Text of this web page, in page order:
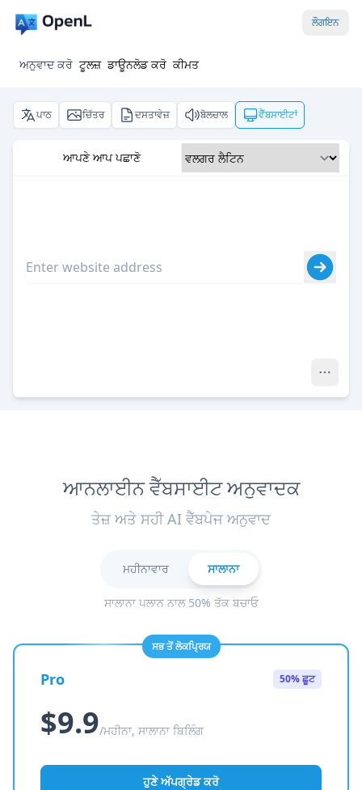
ਲੌਗਇਨ
ਅਨੁਵਾਦ ਕਰੋ ਟੂਲਜ਼ ਡਾਊਨਲੋਡ ਕਰੋ ਕੀਮਤ
ਪਾਠ ਚਿੱਤਰ ਦਸਤਾਵੇਜ਼ ਬੋਲਚਾਲ ਵੈੱਬਸਾਈਟਾਂ
ਆਪਣੇ ਆਪ ਪਛਾਣੋ
ਆਨਲਾਈਨ ਵੈੱਬਸਾਈਟ ਅਨੁਵਾਦਕ
ਤੇਜ਼ ਅਤੇ ਸਹੀ AI ਵੈੱਬਪੇਜ ਅਨੁਵਾਦ
ਮਹੀਨਾਵਾਰ ਸਾਲਾਨਾ
ਸਾਲਾਨਾ ਪਲਾਨ ਨਾਲ 50% ਤੱਕ ਬਚਾਓ
ਸਭ ਤੋਂ ਲੋਕਪ੍ਰਿਯ
Pro 50% ਛੂਟ
$9.9/ਮਹੀਨਾ, ਸਾਲਾਨਾ ਬਿਲਿੰਗ
ਹੁਣੇ ਅੱਪਗ੍ਰੇਡ ਕਰੋ